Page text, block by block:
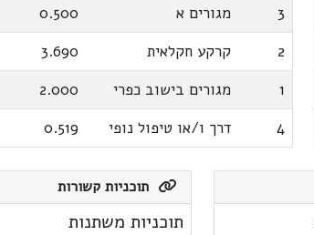
3
מגורים א 0.500
2
קרקע חקלאית
3.690
1
מגורים בישוב כפרי 2.000
4
דרך ו/או טיפול נופי 0.519
תוכניות קשורות
תוכניות משתנות